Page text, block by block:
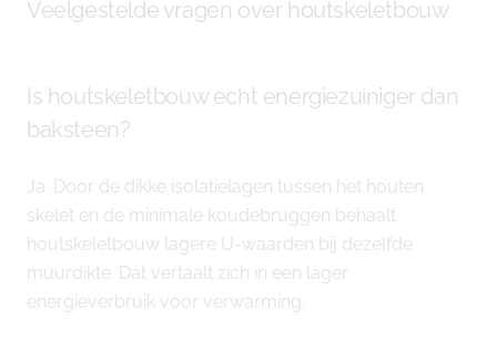
Veelgestelde vragen over houtskeletbouw
Is houtskeletbouw echt energiezuiniger dan
baksteen?
Ja. Door de dikke isolatielagen tussen het houten
skelet en de minimale koudebruggen behaalt
houtskeletbouw lagere U-waarden bij dezelfde
muurdikte. Dat vertaalt zich in een lager
energieverbruik voor verwarming.